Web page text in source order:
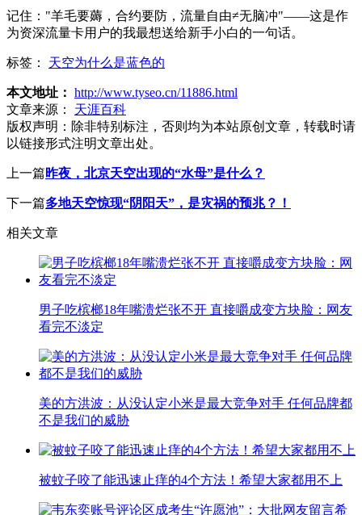
记住："羊毛要薅，合约要防，流量自由≠无脑冲"——这是作
为资深流量卡用户的我最想送给新手小白的一句话。
标签： 天空为什么是蓝色的
本文地址： http://www.tyseo.cn/11886.html
文章来源：
天涯百科
版权声明： 除非特别标注，否则均为本站原创文章，转载时请
以链接形式注明文章出处。
上一篇昨夜，北京天空出现的“水母”是什么？
下一篇多地天空惊现“阴阳天”，是灾祸的预兆？！
相关文章
男子吃槟榔18年嘴溃烂张不开 直接嚼成变方块脸：网友
看完不淡定
美的方洪波：从没认定小米是最大竞争对手 任何品牌都
不是我们的威胁
被蚊子咬了能迅速止痒的4个方法！希望大家都用不上